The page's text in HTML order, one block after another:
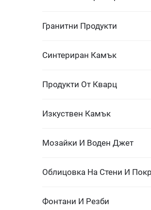
Гранитни Продукти
Синтериран Камък
Продукти От Кварц
Изкуствен Камък
Мозайки И Воден Джет
Облицовка На Стени И
Фонтани И Резби